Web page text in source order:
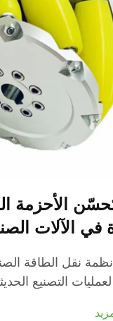
الأحزمة
في الآلات
نقل الطاقة
التصنيع